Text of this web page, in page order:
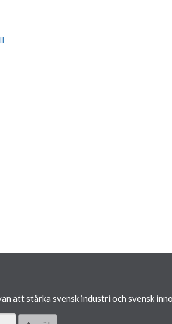
att stärka svensk industri och svensk